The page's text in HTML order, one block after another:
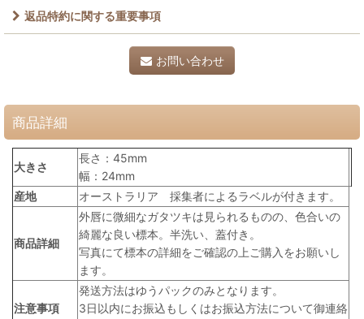
返品特約に関する重要事項
お問い合わせ
商品詳細
大きさ
長さ：45mm
幅：24mm
産地
オーストラリア 採集者によるラベルが付きます。
商品詳細
外唇に微細なガタツキは見られるものの、色合いの
綺麗な良い標本。半洗い、蓋付き。
写真にて標本の詳細をご確認の上ご購入をお願いし
ます。
注意事項
発送方法はゆうパックのみとなります。
3日以内にお振込もしくはお振込方法について御連絡